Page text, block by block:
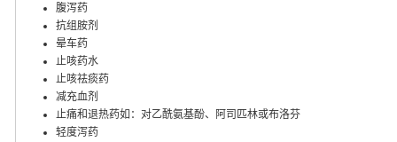
腹泻药
抗组胺剂
晕车药
止咳药水
止咳祛痰药
减充血剂
止痛和退热药如：对乙酰氨基酚、阿司匹林或布洛芬
轻度泻药